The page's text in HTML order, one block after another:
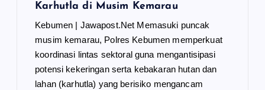
Karhutla di Musim Kemarau
Kebumen | Jawapost.Net Memasuki puncak
musim kemarau, Polres Kebumen memperkuat
koordinasi lintas sektoral guna mengantisipasi
potensi kekeringan serta kebakaran hutan dan
lahan (karhutla) yang berisiko mengancam